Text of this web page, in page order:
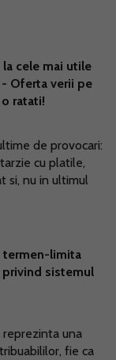
cele mai utile
- Oferta verii pe
ratati!
de provocari:
cu platile,
si, nu in ultimul
termen-limita
sistemul
una
fie ca